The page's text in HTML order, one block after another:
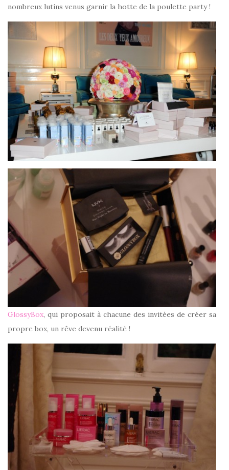
nombreux lutins venus garnir la hotte de la poulette party !
GlossyBox, qui proposait à chacune des invitées de créer sa
propre box, un rêve devenu réalité !